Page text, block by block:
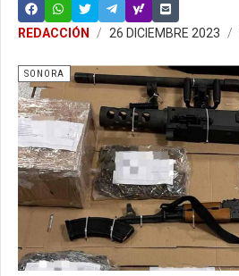
REDACCIÓN 26 DICIEMBRE 2023
SONORA